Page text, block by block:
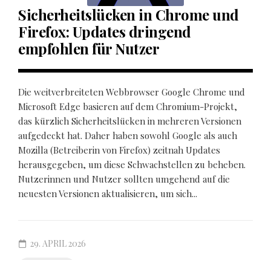
Sicherheitslücken in Chrome und
Firefox: Updates dringend
empfohlen für Nutzer
Die weitverbreiteten Webbrowser Google Chrome und
Microsoft Edge basieren auf dem Chromium-Projekt,
das kürzlich Sicherheitslücken in mehreren Versionen
aufgedeckt hat. Daher haben sowohl Google als auch
Mozilla (Betreiberin von Firefox) zeitnah Updates
herausgegeben, um diese Schwachstellen zu beheben.
Nutzerinnen und Nutzer sollten umgehend auf die
neuesten Versionen aktualisieren, um sich...
29. APRIL 2026